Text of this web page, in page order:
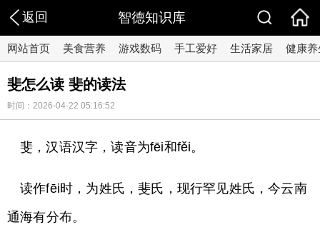
返回 智德知识库
网站首页 美食营养 游戏数码 手工爱好 生活家居 健康养
斐怎么读 斐的读法
时间：2026-04-22 05:16:52
斐，汉语汉字，读音为fēi和fěi。
读作fēi时，为姓氏，斐氏，现行罕见姓氏，今云南
通海有分布。